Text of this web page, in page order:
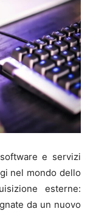
e servizi
nel mondo dello
esterne:
da un nuovo